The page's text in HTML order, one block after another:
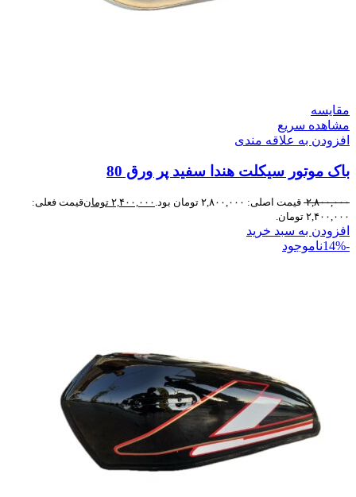
مقایسه
مشاهده سریع
افزودن به علاقه مندی
باک موتور سیکلت هندا سفید پر ورق 80
۲,۸۰۰,۰۰۰ قیمت اصلی: ۲,۸۰۰,۰۰۰ تومان بود. ۲,۴۰۰,۰۰۰ تومانقیمت فعلی:
۲,۴۰۰,۰۰۰ تومان.
افزودن به سبد خرید
-14%
ناموجود